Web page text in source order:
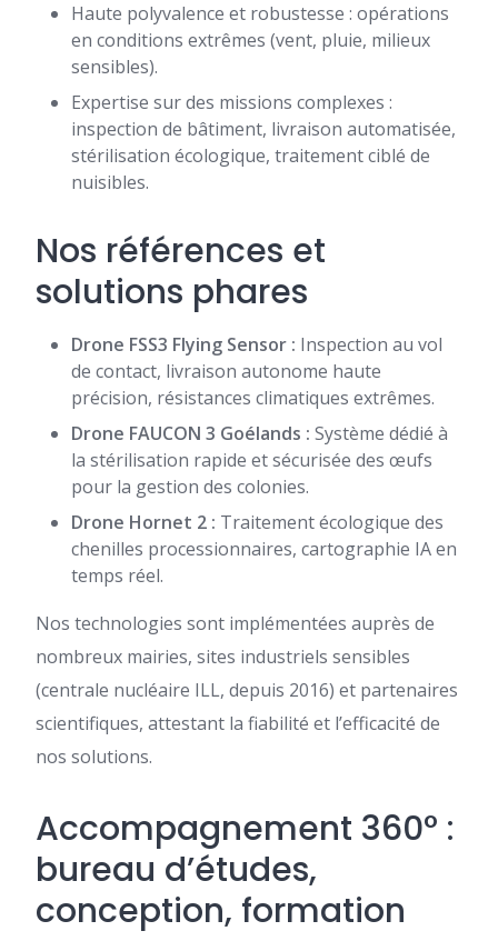
Haute polyvalence et robustesse : opérations
en conditions extrêmes (vent, pluie, milieux
sensibles).
Expertise sur des missions complexes :
inspection de bâtiment, livraison automatisée,
stérilisation écologique, traitement ciblé de
nuisibles.
Nos références et
solutions phares
Drone FSS3 Flying Sensor : Inspection au vol
de contact, livraison autonome haute
précision, résistances climatiques extrêmes.
Drone FAUCON 3 Goélands : Système dédié à
la stérilisation rapide et sécurisée des œufs
pour la gestion des colonies.
Drone Hornet 2 : Traitement écologique des
chenilles processionnaires, cartographie IA en
temps réel.
Nos technologies sont implémentées auprès de
nombreux mairies, sites industriels sensibles
(centrale nucléaire ILL, depuis 2016) et partenaires
scientifiques, attestant la fiabilité et l’efficacité de
nos solutions.
Accompagnement 360° :
bureau d’études,
conception, formation